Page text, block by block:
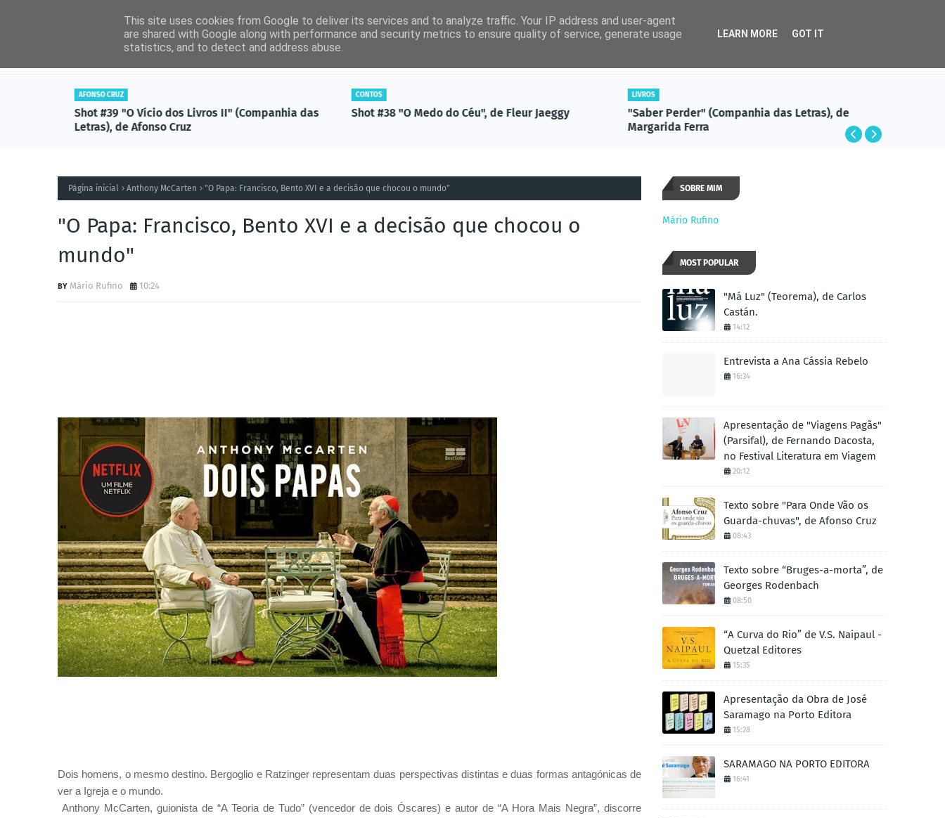
Entrevistas Livros (por ordem alfabética)
AFONSO CRUZ
Shot #39 "O Vício dos Livros II" (Companhia das
Letras), de Afonso Cruz
CONTOS
Shot #38 "O Medo do Céu", de Fleur Jaeggy
LIVROS
"Saber Perder" (Companhia das Letras), de
Margarida Ferra
Página inicial Anthony McCarten "O Papa: Francisco, Bento XVI e a decisão que chocou o mundo"
"O Papa: Francisco, Bento XVI e a decisão que chocou o
mundo"
Mário Rufino 10:24
Dois homens, o mesmo destino. Bergoglio e Ratzinger representam duas perspectivas distintas e duas formas antagónicas de
ver a Igreja e o mundo.
Anthony McCarten, guionista de “A Teoria de Tudo” (vencedor de dois Óscares) e autor de “A Hora Mais Negra”, discorre
SOBRE MIM
Mário Rufino
MOST POPULAR
"Má Luz" (Teorema), de Carlos
Castán.
14:12
Entrevista a Ana Cássia Rebelo
16:34
Apresentação de "Viagens Pagãs"
(Parsifal), de Fernando Dacosta,
no Festival Literatura em Viagem
20:12
Texto sobre "Para Onde Vão os
Guarda-chuvas", de Afonso Cruz
08:43
Texto sobre “Bruges-a-morta”, de
Georges Rodenbach
08:50
“A Curva do Rio” de V.S. Naipaul -
Quetzal Editores
15:35
Apresentação da Obra de José
Saramago na Porto Editora
15:28
SARAMAGO NA PORTO EDITORA
16:41
This site uses cookies from Google to deliver its services and to analyze traffic. Your IP address and user-agent
are shared with Google along with performance and security metrics to ensure quality of service, generate usage
statistics, and to detect and address abuse.
LEARN MORE GOT IT